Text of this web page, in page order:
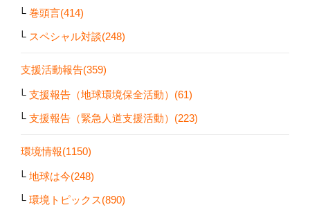
巻頭言(414)
スペシャル対談(248)
支援活動報告(359)
支援報告（地球環境保全活動）(61)
支援報告（緊急人道支援活動）(223)
環境情報(1150)
地球は今(248)
環境トピックス(890)